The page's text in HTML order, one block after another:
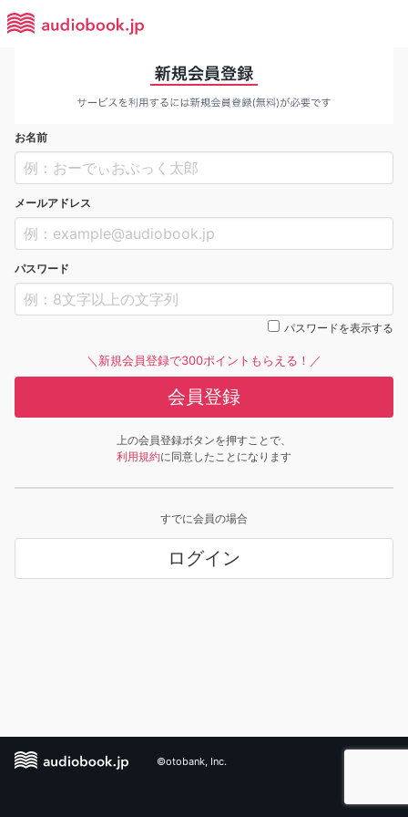
お名前
メールアドレス
パスワード
パスワードを表示する
＼新規会員登録で300ポイントもらえる！／
会員登録
上の会員登録ボタンを押すことで、
利用規約に同意したことになります
すでに会員の場合
ログイン
©otobank, Inc.